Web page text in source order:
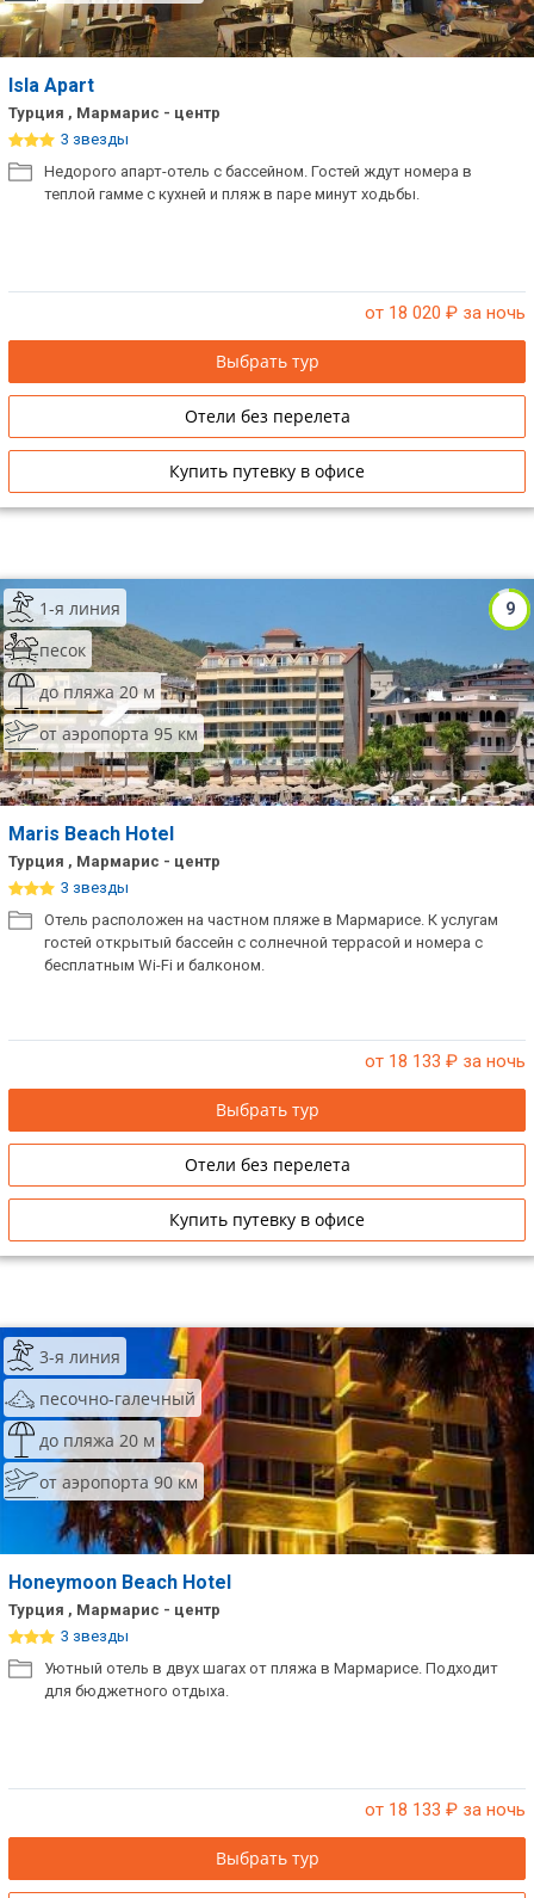
Isla Apart
Турция , Мармарис - центр
3 звезды
Недорого апарт-отель с бассейном. Гостей ждут номера в
теплой гамме с кухней и пляж в паре минут ходьбы.
от 18 020 ₽ за ночь
Выбрать тур
Отели без перелета
Купить путевку в офисе
9
1-я линия
песок
до пляжа 20 м
от аэропорта 95 км
Maris Beach Hotel
Турция , Мармарис - центр
3 звезды
Отель расположен на частном пляже в Мармарисе. К услугам
гостей открытый бассейн с солнечной террасой и номера с
бесплатным Wi-Fi и балконом.
от 18 133 ₽ за ночь
Выбрать тур
Отели без перелета
Купить путевку в офисе
3-я линия
песочно-галечный
до пляжа 20 м
от аэропорта 90 км
Honeymoon Beach Hotel
Турция , Мармарис - центр
3 звезды
Уютный отель в двух шагах от пляжа в Мармарисе. Подходит
для бюджетного отдыха.
от 18 133 ₽ за ночь
Выбрать тур